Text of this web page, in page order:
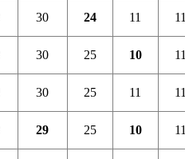
30 24 11
30 25 10
30 25 11
29 25 10